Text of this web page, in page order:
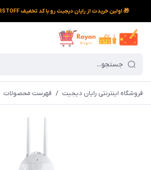
🎁 اولین خریدت از رایان دیجیت رو با کد تخفیف FIRSTOFF ارزون‌تر انجام بده.
فروشگاه اینترنتی رایان دیجیت / فهرست محصولات